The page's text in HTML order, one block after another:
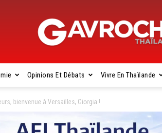
Gavroche
Opinions Et Débats Vivre En Thaïlande
bienvenue à Versailles, Giorgia !